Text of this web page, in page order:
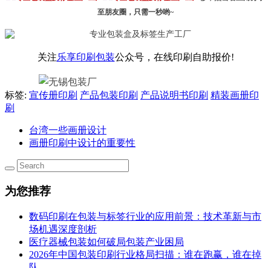
至朋友圈，只需一秒哟~
关注乐享印刷包装公众号，在线印刷自助报价!
标签: 宣传册印刷 产品包装印刷 产品说明书印刷 精装画册印
刷
台湾一些画册设计
画册印刷中设计的重要性
为您推荐
数码印刷在包装与标签行业的应用前景：技术革新与市
场机遇深度剖析
医疗器械包装如何破局包装产业困局
2026年中国包装印刷行业格局扫描：谁在跑赢，谁在掉